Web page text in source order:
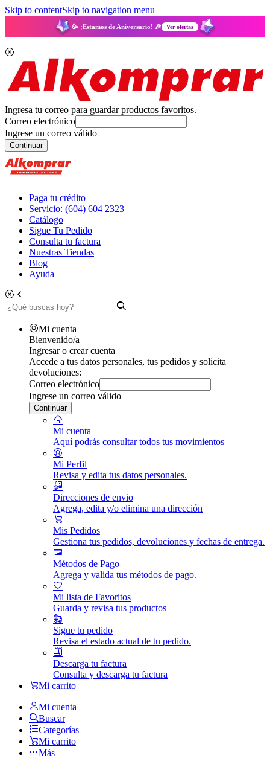
Skip to contentSkip to navigation menu
🥳 ¡Estamos de Aniversario! 🎉 Ver ofertas
Ingresa tu correo para guardar productos favoritos.
Correo electrónico
Ingrese un correo válido
Continuar
Paga tu crédito
Servicio: (604) 604 2323
Catálogo
Sigue Tu Pedido
Consulta tu factura
Nuestras Tiendas
Blog
Ayuda
Mi cuenta
Bienvenido/a
Ingresar o crear cuenta
Accede a tus datos personales, tus pedidos y solicita
devoluciones:
Correo electrónico
Ingrese un correo válido
Continuar
Mi cuenta
Aquí podrás consultar todos tus movimientos
Mi Perfil
Revisa y edita tus datos personales.
Direcciones de envio
Agrega, edita y/o elimina una dirección
Mis Pedidos
Gestiona tus pedidos, devoluciones y fechas de entrega.
Métodos de Pago
Agrega y valida tus métodos de pago.
Mi lista de Favoritos
Guarda y revisa tus productos
Sigue tu pedido
Revisa el estado actual de tu pedido.
Descarga tu factura
Consulta y descarga tu factura
Mi carrito
Mi cuenta
Buscar
Categorías
Mi carrito
Más